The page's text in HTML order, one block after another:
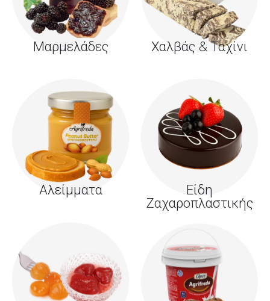
Μαρμελάδες Χαλβάς & Ταχίνι
Αλείμματα
Είδη
Ζαχαροπλαστικής